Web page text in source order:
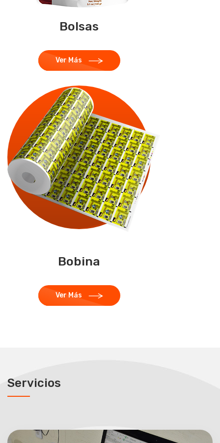
Bolsas
Ver Más
Bobina
Ver Más
Servicios